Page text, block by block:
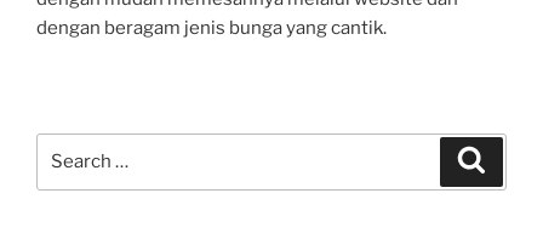
dengan beragam jenis bunga yang cantik.